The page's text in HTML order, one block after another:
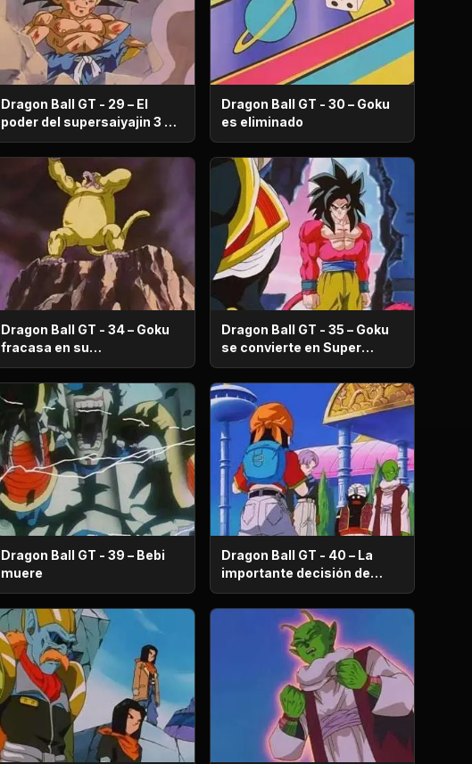
Dragon Ball GT - 29 – El
poder del supersaiyajin 3 es
derrotado
Dragon Ball GT - 30 – Goku
es eliminado
Dragon Ball GT - 34 – Goku
fracasa en su
transformación
Dragon Ball GT - 35 – Goku
se convierte en Super
Saiyajin 4
Dragon Ball GT - 39 – Bebi
muere
Dragon Ball GT - 40 – La
importante decisión de
Piccoro